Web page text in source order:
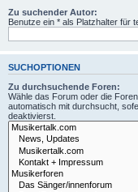
Zu suchender Autor:
Benutze ein * als Platzhalter für
SUCHOPTIONEN
Zu durchsuchende Foren:
Wähle das Forum oder die
automatisch mit durchsucht,
deaktivierst.